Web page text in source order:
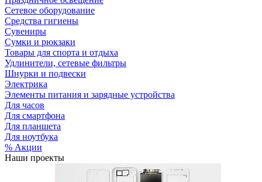
Сетевое оборудование
Средства гигиены
Сувениры
Сумки и рюкзаки
Товары для спорта и отдыха
Удлинители, сетевые фильтры
Шнурки и подвески
Электрика
Элементы питания и зарядные устройства
Для часов
Для смартфона
Для планшета
Для ноутбука
% Акции
Наши проекты